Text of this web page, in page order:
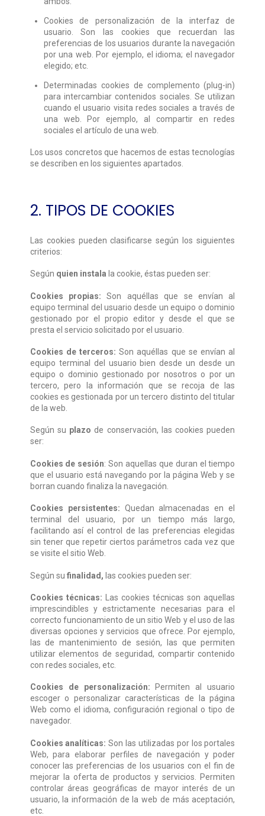
Cookies de personalización de la interfaz de
usuario.Son las cookies que recuerdan las
preferencias de los usuarios durante la navegación
por una web. Por ejemplo, el idioma; el navegador
elegido; etc.
Determinadas cookies de complemento (plug-in)
para intercambiar contenidos sociales.Se utilizan
cuando el usuario visita redes sociales a través de
una web. Por ejemplo, al compartir en redes
sociales el artículo de una web.
Los usos concretos que hacemos de estas tecnologías
se describen en los siguientes apartados.
2. TIPOS DE COOKIES
Las cookies pueden clasificarse según los siguientes
criterios:
Según quien instala la cookie, éstas pueden ser:
Cookies propias: Son aquéllas que se envían al
equipo terminal del usuario desde un equipo o dominio
gestionado por el propio editor y desde el que se
presta el servicio solicitado por el usuario.
Cookies de terceros: Son aquéllas que se envían al
equipo terminal del usuario bien desde un desde un
equipo o dominio gestionado por nosotros o por un
tercero, pero la información que se recoja de las
cookies es gestionada por un tercero distinto del titular
de la web.
Según su plazo de conservación, las cookies pueden
ser:
Cookies de sesión: Son aquellas que duran el tiempo
que el usuario está navegando por la página Web y se
borran cuando finaliza la navegación.
Cookies persistentes: Quedan almacenadas en el
terminal del usuario, por un tiempo más largo,
facilitando así el control de las preferencias elegidas
sin tener que repetir ciertos parámetros cada vez que
se visite el sitio Web.
Según su finalidad, las cookies pueden ser:
Cookies técnicas: Las cookies técnicas son aquellas
imprescindibles y estrictamente necesarias para el
correcto funcionamiento de un sitio Web y el uso de las
diversas opciones y servicios que ofrece. Por ejemplo,
las de mantenimiento de sesión, las que permiten
utilizar elementos de seguridad, compartir contenido
con redes sociales, etc.
Cookies de personalización: Permiten al usuario
escoger o personalizar características de la página
Web como el idioma, configuración regional o tipo de
navegador.
Cookies analíticas: Son las utilizadas por los portales
Web, para elaborar perfiles de navegación y poder
conocer las preferencias de los usuarios con el fin de
mejorar la oferta de productos y servicios. Permiten
controlar áreas geográficas de mayor interés de un
usuario, la información de la web de más aceptación,
etc.